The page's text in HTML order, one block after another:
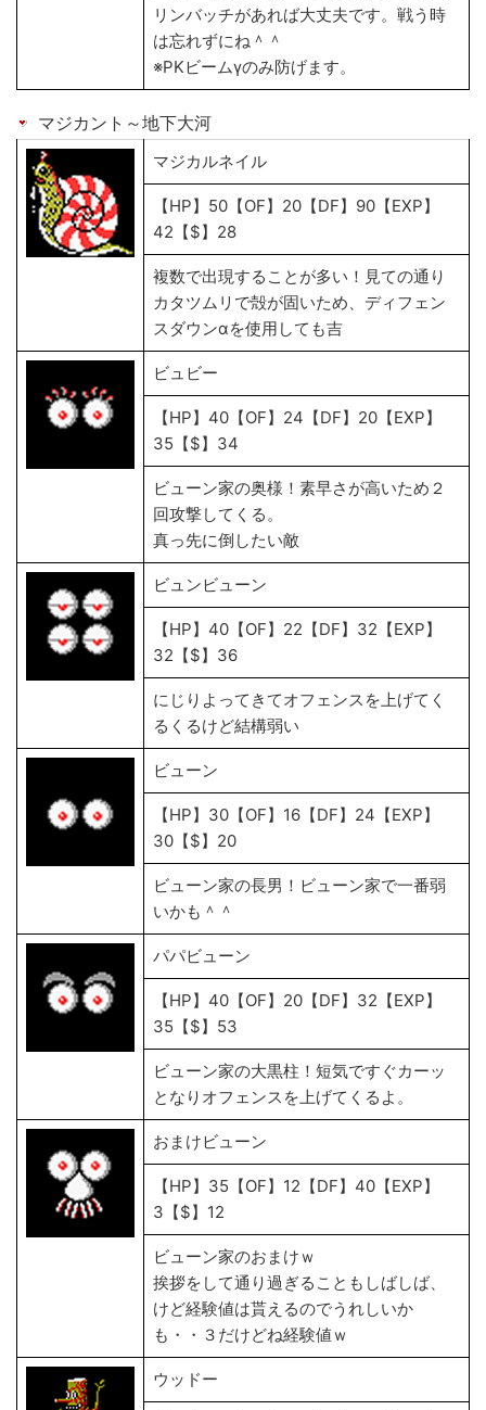
リンバッチがあれば大丈夫です。戦う時
は忘れずにね＾＾
※PKビームγのみ防げます。
マジカント～地下大河
マジカルネイル
【HP】50【OF】20【DF】90【EXP】
42【$】28
複数で出現することが多い！見ての通り
カタツムリで殻が固いため、ディフェン
スダウンαを使用しても吉
ビュビー
【HP】40【OF】24【DF】20【EXP】
35【$】34
ビューン家の奥様！素早さが高いため２
回攻撃してくる。
真っ先に倒したい敵
ビュンビューン
【HP】40【OF】22【DF】32【EXP】
32【$】36
にじりよってきてオフェンスを上げてく
るくるけど結構弱い
ビューン
【HP】30【OF】16【DF】24【EXP】
30【$】20
ビューン家の長男！ビューン家で一番弱
いかも＾＾
パパビューン
【HP】40【OF】20【DF】32【EXP】
35【$】53
ビューン家の大黒柱！短気ですぐカーッ
となりオフェンスを上げてくるよ。
おまけビューン
【HP】35【OF】12【DF】40【EXP】
3【$】12
ビューン家のおまけｗ
挨拶をして通り過ぎることもしばしば、
けど経験値は貰えるのでうれしいか
も・・３だけどね経験値ｗ
ウッドー